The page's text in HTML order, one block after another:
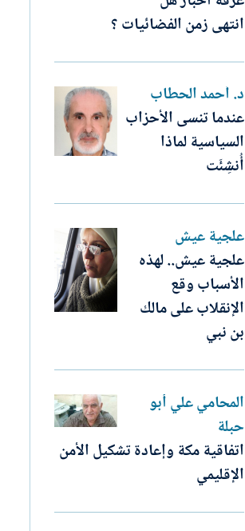
انتهى زمن الفضائيات ؟
د. أحمد الحطاب
عندما تنسى الأحزاب
السياسية لماذا
أُنشِئَت
علجية عيش
علجية عيش.. لهذه
الأسباب وقع
الإنقلاب على مالك
بن نبي
المحامي علي أبو
حبلة
اتفاقية مكة وإعادة تشكيل الأمن
الإقليمي